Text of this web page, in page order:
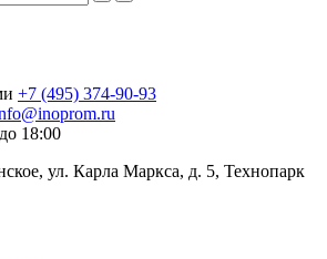
+7 (495) 374-90-93
18:00
ул. Карла Маркса, д. 5, Технопарк